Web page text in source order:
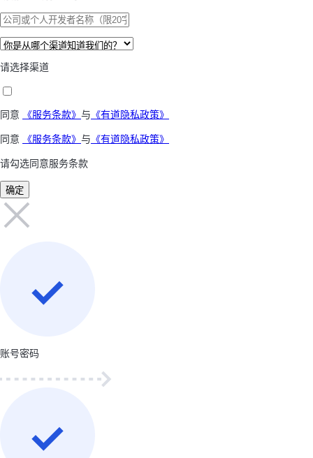
请选择渠道
同意 《服务条款》 与 《有道隐私政策》
同意 《服务条款》 与 《有道隐私政策》
请勾选同意服务条款
确定
账号密码